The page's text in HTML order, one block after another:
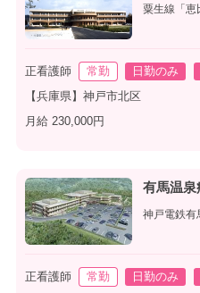
粟生線「恵
正看護師 常勤 日勤のみ
【兵庫県】神戸市北区
月給 230,000円
有馬温泉
神戸電鉄
正看護師 常勤 日勤のみ